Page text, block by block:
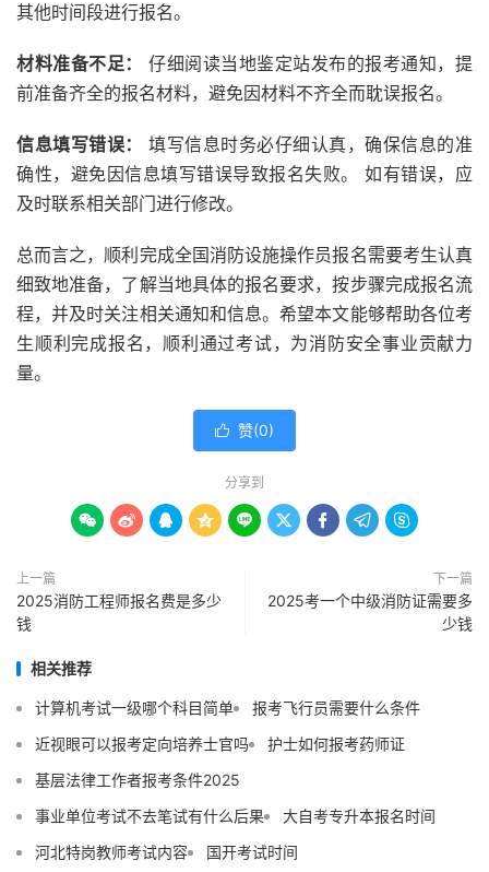
其他时间段进行报名。
材料准备不足：
仔细阅读当地鉴定站发布的报考通知，提
前准备齐全的报名材料，避免因材料不齐全而耽误报名。
信息填写错误：
填写信息时务必仔细认真，确保信息的准
确性，避免因信息填写错误导致报名失败。 如有错误，应
及时联系相关部门进行修改。
总而言之，顺利完成全国消防设施操作员报名需要考生认真
细致地准备，了解当地具体的报名要求，按步骤完成报名流
程，并及时关注相关通知和信息。希望本文能够帮助各位考
生顺利完成报名，顺利通过考试，为消防安全事业贡献力
量。
 赞(0)
分享到
        
上一篇
2025消防工程师报名费是多少
钱
下一篇
2025考一个中级消防证需要多
少钱
相关推荐
计算机考试一级哪个科目简单
报考飞行员需要什么条件
近视眼可以报考定向培养士官吗
护士如何报考药师证
基层法律工作者报考条件2025
事业单位考试不去笔试有什么后果
大自考专升本报名时间
河北特岗教师考试内容
国开考试时间